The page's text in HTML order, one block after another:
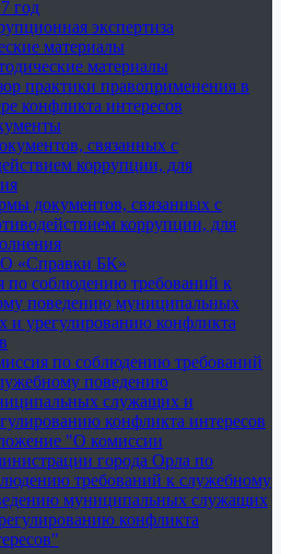
год
экспертиза
материалы
материалы
практики правоприменения в
конфликта интересов
связанных с
коррупции, для
документов, связанных с
коррупции, для
«Справки БК»
по соблюдению требований к
поведению муниципальных
и урегулированию конфликта
по соблюдению требований
поведению
служащих и
конфликта интересов
"О комиссии
города Орла по
требований к служебному
муниципальных служащих
конфликта